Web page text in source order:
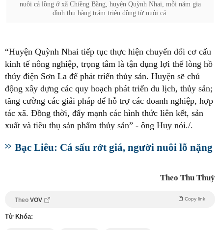
nuôi cá lồng ở xã Chiềng Bằng, huyện Quỳnh Nhai, mỗi năm gia
đình thu hàng trăm triệu đồng từ nuôi cá.
“Huyện Quỳnh Nhai tiếp tục thực hiện chuyển đổi cơ cấu
kinh tế nông nghiệp, trọng tâm là tận dụng lợi thế lòng hồ
thủy điện Sơn La để phát triển thủy sản. Huyện sẽ chủ
động xây dựng các quy hoạch phát triển du lịch, thủy sản;
tăng cường các giải pháp để hỗ trợ các doanh nghiệp, hợp
tác xã. Đồng thời, đẩy mạnh các hình thức liên kết, sản
xuất và tiêu thụ sản phẩm thủy sản” - ông Huy nói./.
Bạc Liêu: Cá sấu rớt giá, người nuôi lỗ nặng
Theo Thu Thuỳ
Theo VOV Copy link
Từ Khóa: